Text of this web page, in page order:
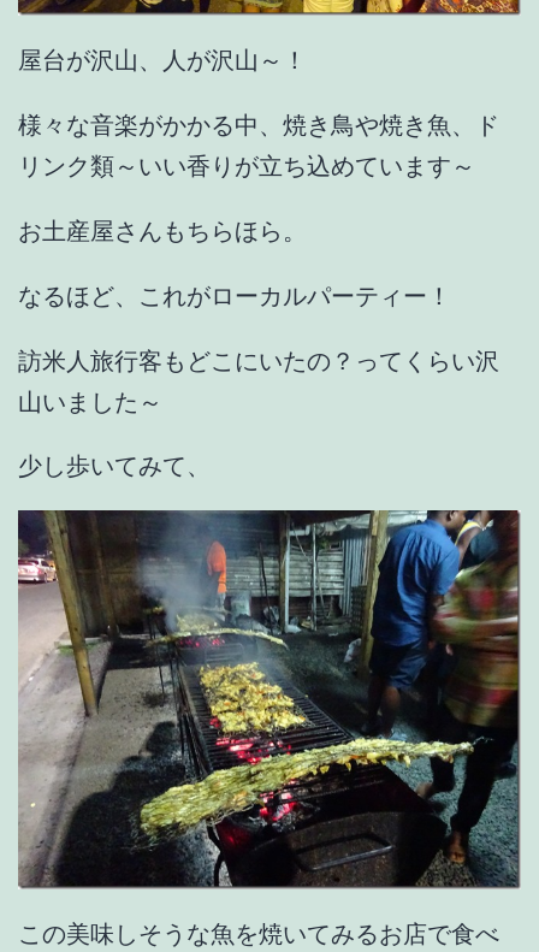
屋台が沢山、人が沢山～！
様々な音楽がかかる中、焼き鳥や焼き魚、ド
リンク類～いい香りが立ち込めています～
お土産屋さんもちらほら。
なるほど、これがローカルパーティー！
訪米人旅行客もどこにいたの？ってくらい沢
山いました～
少し歩いてみて、
この美味しそうな魚を焼いてみるお店で食べ